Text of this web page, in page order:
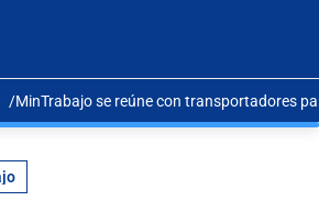
MinTrabajo se reúne con transportadores